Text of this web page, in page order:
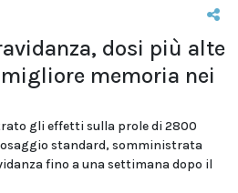
dosi più alte
memoria nei
gli effetti sulla prole di 2800
standard, somministrata
fino a una settimana dopo il